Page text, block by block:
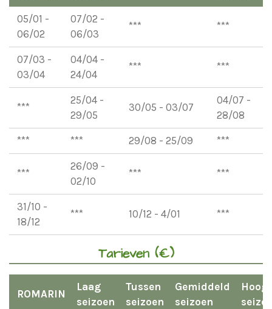
05/01 -
06/02
07/02 -
06/03
*** ***
07/03 -
03/04
04/04 -
24/04
*** ***
***
25/04 -
29/05
30/05 - 03/07
04/07 -
28/08
*** *** 29/08 - 25/09 ***
***
26/09 -
02/10
*** ***
31/10 -
18/12
*** 10/12 - 4/01 ***
Tarieven (€)
ROMARIN
Laag
seizoen
Tussen
seizoen
Gemiddeld
seizoen
Hoog